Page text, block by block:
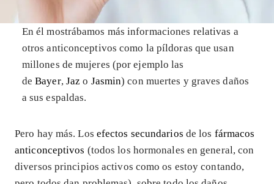
En él mostrábamos más informaciones relativas a
otros anticonceptivos como la píldoras que usan
millones de mujeres (por ejemplo las
deBayer, Jaz o Jasmin) con muertes y graves daños
a sus espaldas.
Pero hay más. Los efectos secundarios de los fármacos
anticonceptivos (todos los hormonales en general, con
diversos principios activos como os estoy contando,